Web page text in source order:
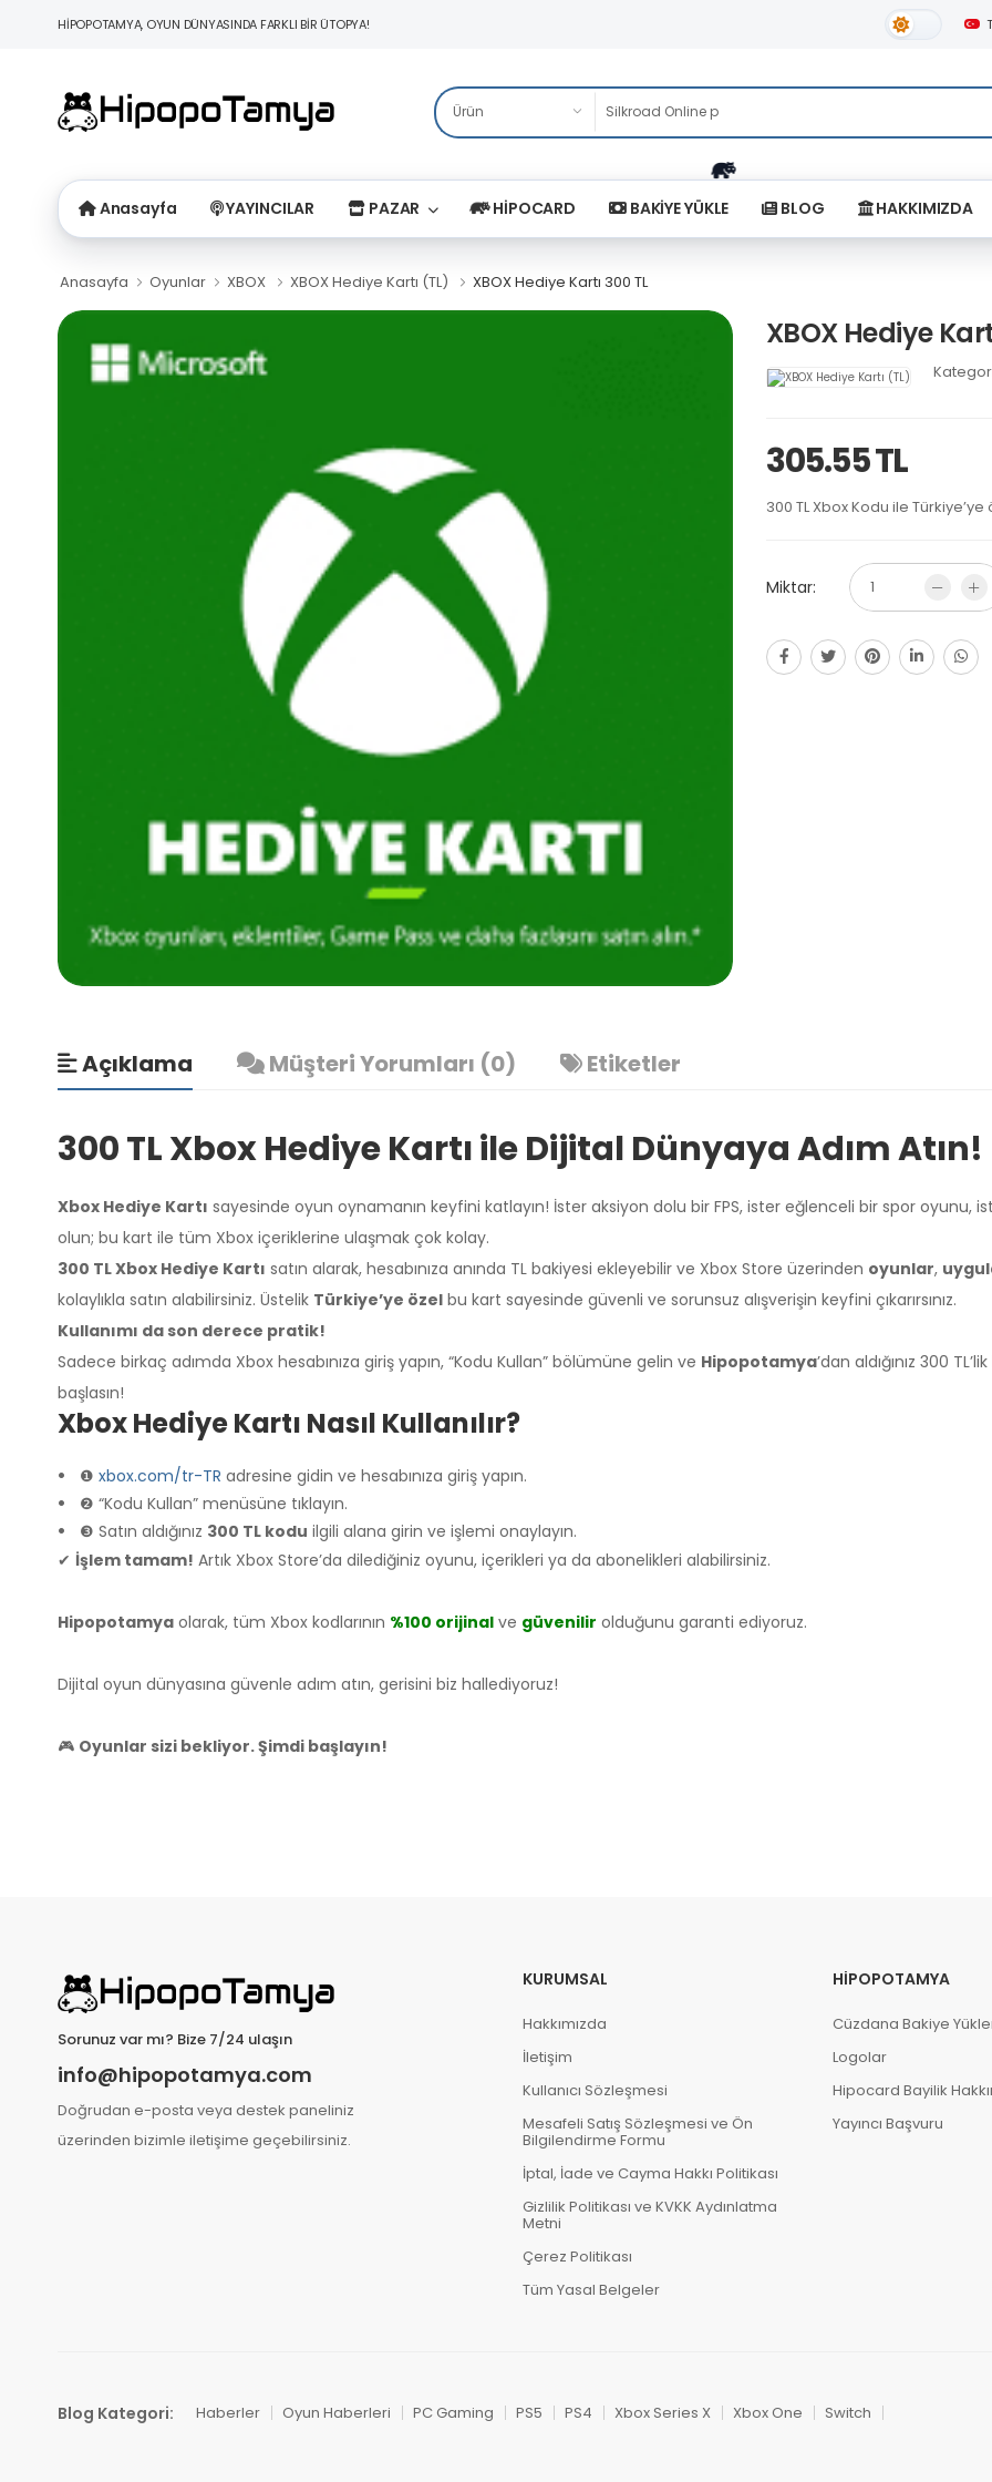
HİPOPOTAMYA, OYUN DÜNYASINDA FARKLI BİR ÜTOPYA! Gündüz Tema
Anasayfa YAYINCILAR PAZAR HİPOCARD BAKİYE YÜKLE BLOG HAKKIMIZDA
Anasayfa Oyunlar XBOX XBOX Hediye Kartı (TL) XBOX Hediye Kartı 300 TL
XBOX Hediye
305.55 TL
300 TL Xbox Kodu ile
Miktar:
Açıklama Müşteri Yorumları (0) Etiketler
300 TL Xbox Hediye Kartı ile Dijital Dünyaya Adım Atın!
Xbox Hediye Kartı sayesinde oyun oynamanın keyfini katlayın! İster aksiyon dolu bir FPS, ister eğlenceli bir spor oyunu,
olun; bu kart ile tüm Xbox içeriklerine ulaşmak çok kolay.
300 TL Xbox Hediye Kartı satın alarak, hesabınıza anında TL bakiyesi ekleyebilir ve Xbox Store üzerinden oyunlar,
kolaylıkla satın alabilirsiniz. Üstelik Türkiye’ye özel bu kart sayesinde güvenli ve sorunsuz alışverişin keyfini çıkarırsınız.
Kullanımı da son derece pratik!
Sadece birkaç adımda Xbox hesabınıza giriş yapın, “Kodu Kullan” bölümüne gelin ve Hipopotamya’dan aldığınız 300
başlasın!
Xbox Hediye Kartı Nasıl Kullanılır?
❶ xbox.com/tr-TR adresine gidin ve hesabınıza giriş yapın.
❷ “Kodu Kullan” menüsüne tıklayın.
❸ Satın aldığınız 300 TL kodu ilgili alana girin ve işlemi onaylayın.
✔ İşlem tamam! Artık Xbox Store’da dilediğiniz oyunu, içerikleri ya da abonelikleri alabilirsiniz.
Hipopotamya olarak, tüm Xbox kodlarının %100 orijinal ve güvenilir olduğunu garanti ediyoruz.
Dijital oyun dünyasına güvenle adım atın, gerisini biz hallediyoruz!
🎮 Oyunlar sizi bekliyor. Şimdi başlayın!
Üzgünüm!
Sorunuz var mı? Bize 7/24 ulaşın
info@hipopotamya.com
Doğrudan e-posta veya destek paneliniz
üzerinden bizimle iletişime geçebilirsiniz.
KURUMSAL
Hakkımızda
İletişim
Kullanıcı Sözleşmesi
Mesafeli Satış Sözleşmesi ve Ön
Bilgilendirme Formu
İptal, İade ve Cayma Hakkı Politikası
Gizlilik Politikası ve KVKK Aydınlatma
Metni
Çerez Politikası
Tüm Yasal Belgeler
HIPOPOTAMYA
Cüzdana Bakiye
Logolar
Hipocard Bayilik
Yayıncı Başvuru
Blog Kategori: Haberler Oyun Haberleri PC Gaming PS5 PS4 Xbox Series X Xbox One Switch